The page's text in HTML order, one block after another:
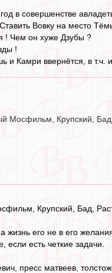
в совершенстве
Вовку на место
! Чем он хуже Дзубы ?
!
Камри ввернётся, в т.ч.
Мосфильм, Крупский,
Крупский, Бад,
жизнь его не в его
есть четкие задачи.
пресс матвеев,